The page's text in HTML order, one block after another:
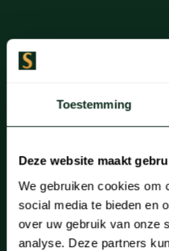
Toestemming
Deze website maakt
We gebruiken cookies om
social media te bieden en
over uw gebruik van onze
analyse. Deze partners
Klantenservice
Veelgestelde vragen
Bestellen
Betalen
Verzenden